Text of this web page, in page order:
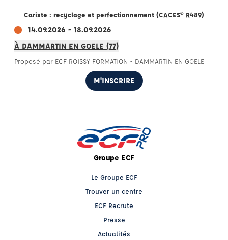
Cariste : recyclage et perfectionnement (CACES® R489)
14.09.2026 - 18.09.2026
À DAMMARTIN EN GOELE (77)
Proposé par ECF ROISSY FORMATION - DAMMARTIN EN GOELE
M'INSCRIRE
Groupe ECF
Le Groupe ECF
Trouver un centre
ECF Recrute
Presse
Actualités